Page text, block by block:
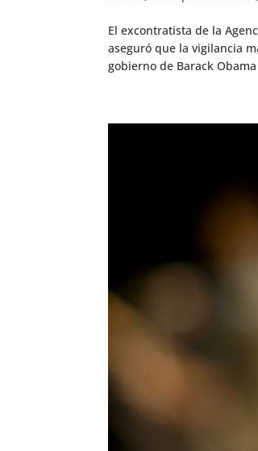
El excontratista de la
aseguró que la vigilancia
gobierno de Barack